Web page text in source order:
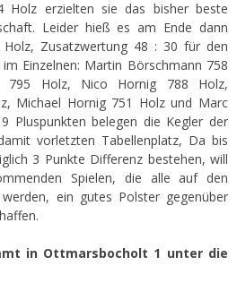
Holz erzielten sie das bisher beste
Leider hieß es am Ende dann
Zusatzwertung 48 : 30 für den
Einzelnen: Martin Börschmann 758
795 Holz, Nico Hornig 788 Holz,
Michael Hornig 751 Holz und Marc
Pluspunkten belegen die Kegler der
vorletzten Tabellenplatz, Da bis
3 Punkte Differenz bestehen, will
Spielen, die alle auf den
ein gutes Polster gegenüber
in Ottmarsbocholt 1 unter die